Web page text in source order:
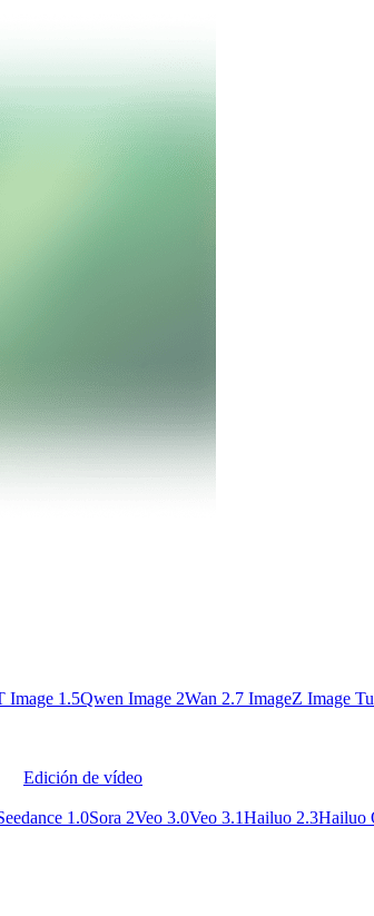
Image 1.5Qwen Image 2Wan 2.7 ImageZ Image
Edición de vídeo
1.0Sora 2Veo 3.0Veo 3.1Hailuo 2.3Hailuo